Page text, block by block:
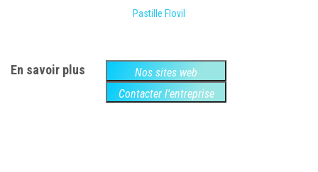
Pastille Flovil
En savoir plus
Nos sites web
Contacter l'entreprise